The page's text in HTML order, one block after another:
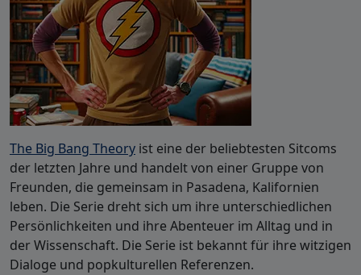
The Big Bang Theory ist eine der beliebtesten Sitcoms
der letzten Jahre und handelt von einer Gruppe von
Freunden, die gemeinsam in Pasadena, Kalifornien
leben. Die Serie dreht sich um ihre unterschiedlichen
Persönlichkeiten und ihre Abenteuer im Alltag und in
der Wissenschaft. Die Serie ist bekannt für ihre witzigen
Dialoge und popkulturellen Referenzen.